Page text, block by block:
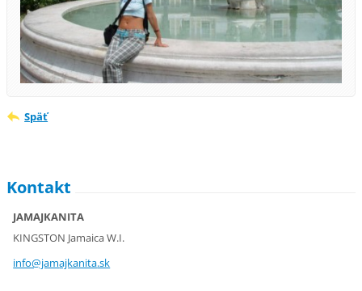
Späť
Kontakt
JAMAJKANITA
KINGSTON Jamaica W.I.
info@jamajkanita.sk